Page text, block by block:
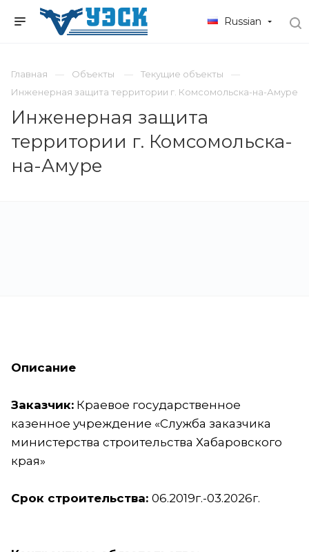
Russian
Главная Объекты
Текущие объекты
Инженерная защита территории г. Комсомольска-на-Амуре
Инженерная защита
территории г. Комсомольска-
на-Амуре
Описание
Заказчик: Краевое государственное
казенное учреждение «Служба заказчика
министерства строительства Хабаровского
края»
Срок строительства: 06.2019г.-03.2026г.